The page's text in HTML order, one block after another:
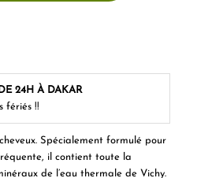
Spécialement formulé pour
il contient toute la
de l’eau thermale de Vichy.
24H À DAKAR
fériés !!